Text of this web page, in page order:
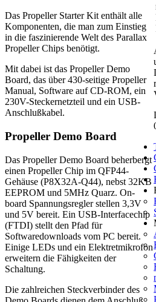
Das Propeller Starter Kit enthält alle
Komponenten, die man zum Einstieg
in die faszinierende Welt des Parallax
Propeller Chips benötigt.
Mit dabei ist das Propeller Demo
Board, das über 430-seitige Propeller
Manual, Software auf CD-ROM, ein
230V-Steckernetzteil und ein USB-
Anschlußkabel.
Propeller Demo Board
Das Propeller Demo Board beherbergt
einen Propeller Chip im QFP44-
Gehäuse (P8X32A-Q44), nebst 32KB
EEPROM und 5MHz Quarz. On-
board Spannungsregler stellen 3,3V
und 5V bereit. Ein USB-Interfacechip
(FTDI) stellt den Pfad für
Softwaredownloads vom PC bereit.
Einige LEDs und ein Elektretmikrofon
erweitern die Fähigkeiten der
Schaltung.
Die zahlreichen Steckverbinder des